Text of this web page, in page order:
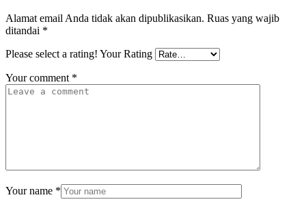
Alamat email Anda tidak akan dipublikasikan. Ruas yang wajib
ditandai *
Please select a rating! Your Rating
Your comment *
Your name *